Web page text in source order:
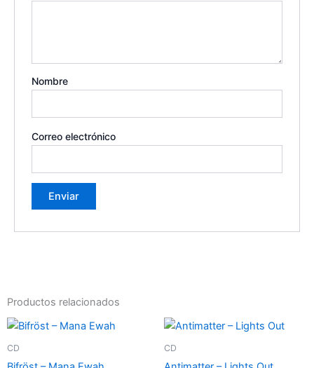
Nombre
Correo electrónico
Productos relacionados
CD CD